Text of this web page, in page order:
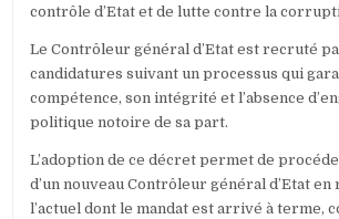
contrôle d’Etat et de lutte contre la
Le Contrôleur général d’Etat est recruté
candidatures suivant un processus qui
compétence, son intégrité et l’absence
politique notoire de sa part.
L’adoption de ce décret permet de
d’un nouveau Contrôleur général d’Etat
l’actuel dont le mandat est arrivé à terme,